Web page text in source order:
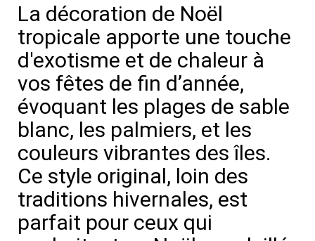
La décoration de Noël
tropicale apporte une touche
d'exotisme et de chaleur à
vos fêtes de fin d’année,
évoquant les plages de sable
blanc, les palmiers, et les
couleurs vibrantes des îles.
Ce style original, loin des
traditions hivernales, est
parfait pour ceux qui